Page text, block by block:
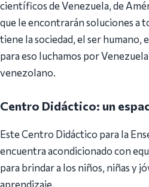
científicos de Venezuela, de
que le encontrarán soluciones a
tiene la sociedad, el ser humano,
para eso luchamos por
venezolano.
Centro Didáctico: un
Este Centro Didáctico para la
encuentra acondicionado con
para brindar a los niños, niñas y
aprendizaje.